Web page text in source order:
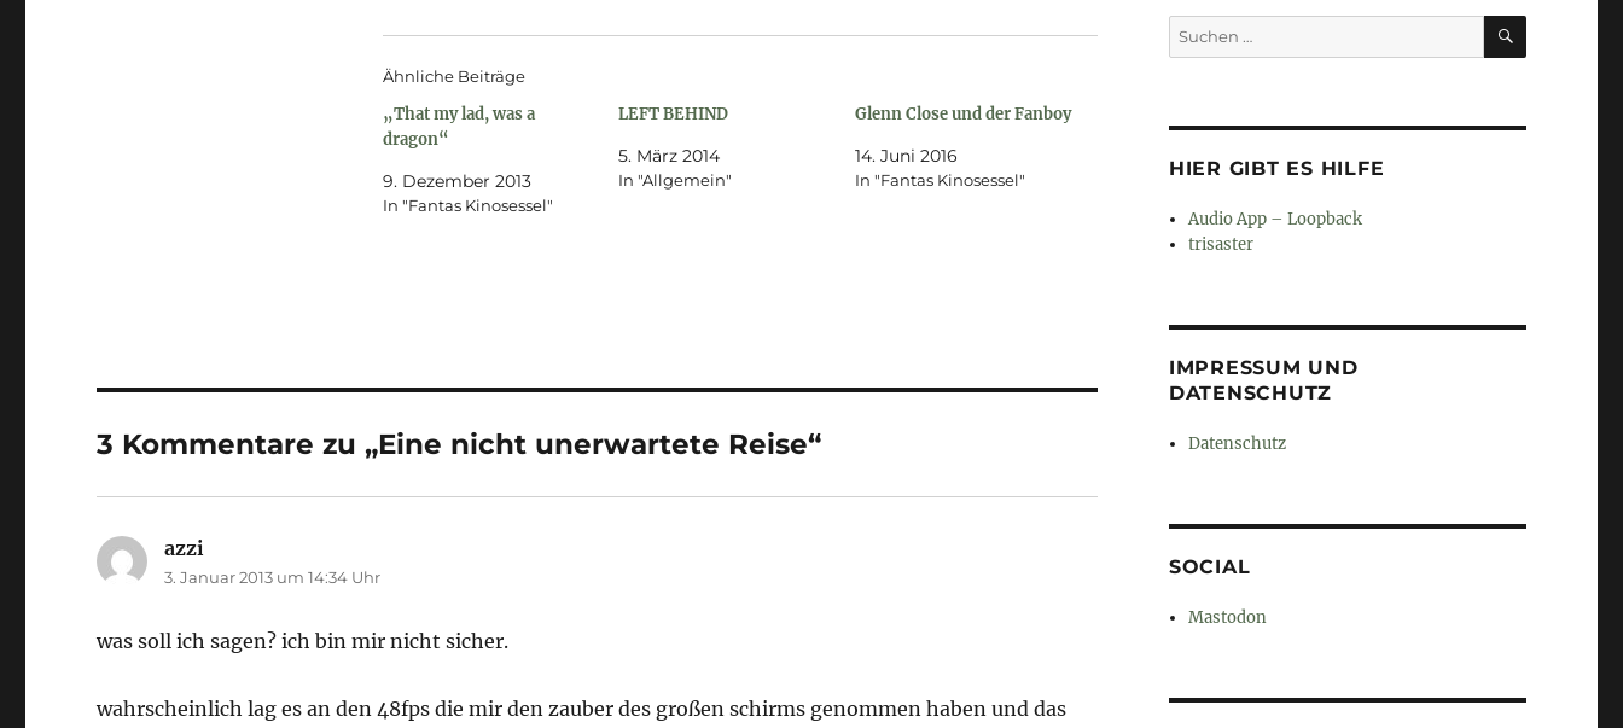
Ähnliche Beiträge
„That my lad, was a
dragon“
9. Dezember 2013
In "Fantas Kinosessel"
LEFT BEHIND
5. März 2014
In "Allgemein"
Glenn Close und der Fanboy
14. Juni 2016
In "Fantas Kinosessel"
3 Kommentare zu „Eine nicht unerwartete Reise“
azzi
3. Januar 2013 um 14:34 Uhr
was soll ich sagen? ich bin mir nicht sicher.
wahrscheinlich lag es an den 48fps die mir den zauber des großen schirms genommen haben und das
Suchen
nach:
SUCHEN
HIER GIBT ES HILFE
Audio App – Loopback
trisaster
IMPRESSUM UND
DATENSCHUTZ
Datenschutz
SOCIAL
Mastodon